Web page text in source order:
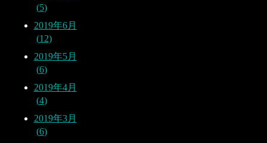
5
2019年6月
12
2019年5月
6
2019年4月
4
2019年3月
6